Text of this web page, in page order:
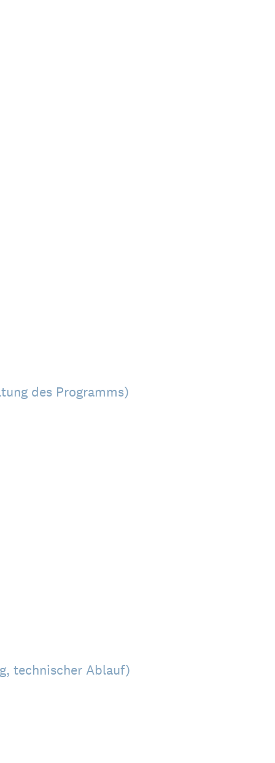
des Programms)
technischer Ablauf)